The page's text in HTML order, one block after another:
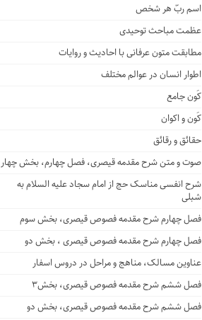
اسم ربّ هر شخص
عظمت مباحث توحیدی
مطابقت متون عرفانی با احادیث و روایات
اطوار انسان در عوالم مختلف
کَون جامع
کَون و اکوان
حقائق و رقائق
صوت و متن شرح مقدمه قیصری، فصل چهارم، بخش چهار
شرح انفسی مناسک حج از امام سجاد علیه السلام به
شبلی
فصل چهارم شرح مقدمه فصوص قیصری، بخش سوم
فصل چهارم شرح مقدمه فصوص قیصری ، بخش دو
عناوین مسالک، مناهج و مراحل در دروس اسفار
فصل ششم شرح مقدمه فصوص قیصری، بخش۳
فصل ششم شرح مقدمه فصوص قیصری، بخش دو